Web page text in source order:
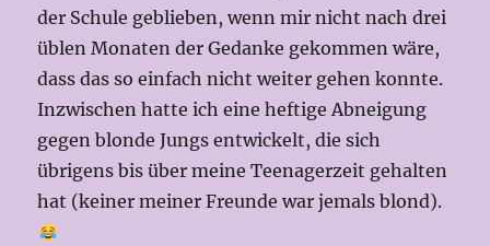
der Schule geblieben, wenn mir nicht nach drei
üblen Monaten der Gedanke gekommen wäre,
dass das so einfach nicht weiter gehen konnte.
Inzwischen hatte ich eine heftige Abneigung
gegen blonde Jungs entwickelt, die sich
übrigens bis über meine Teenagerzeit gehalten
hat (keiner meiner Freunde war jemals blond).